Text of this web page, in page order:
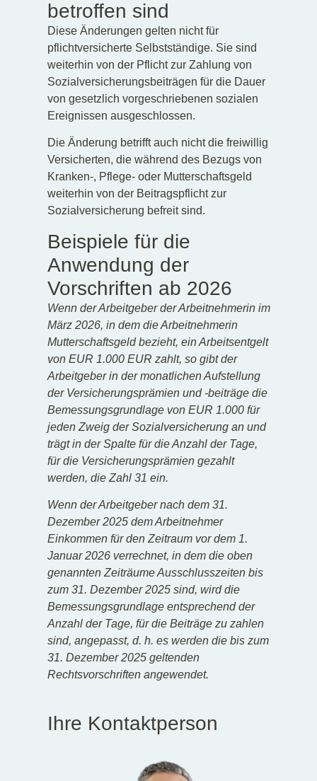
betroffen sind
Diese Änderungen gelten nicht für
pflichtversicherte Selbstständige. Sie sind
weiterhin von der Pflicht zur Zahlung von
Sozialversicherungsbeiträgen für die Dauer
von gesetzlich vorgeschriebenen sozialen
Ereignissen ausgeschlossen.
Die Änderung betrifft auch nicht die freiwillig
Versicherten, die während des Bezugs von
Kranken-, Pflege- oder Mutterschaftsgeld
weiterhin von der Beitragspflicht zur
Sozialversicherung befreit sind.
Beispiele für die
Anwendung der
Vorschriften ab 2026
Wenn der Arbeitgeber der Arbeitnehmerin im
März 2026, in dem die Arbeitnehmerin
Mutterschaftsgeld bezieht, ein Arbeitsentgelt
von EUR 1.000 EUR zahlt, so gibt der
Arbeitgeber in der monatlichen Aufstellung
der Versicherungsprämien und -beiträge die
Bemessungsgrundlage von EUR 1.000 für
jeden Zweig der Sozialversicherung an und
trägt in der Spalte für die Anzahl der Tage,
für die Versicherungsprämien gezahlt
werden, die Zahl 31 ein.
Wenn der Arbeitgeber nach dem 31.
Dezember 2025 dem Arbeitnehmer
Einkommen für den Zeitraum vor dem 1.
Januar 2026 verrechnet, in dem die oben
genannten Zeiträume Ausschlusszeiten bis
zum 31. Dezember 2025 sind, wird die
Bemessungsgrundlage entsprechend der
Anzahl der Tage, für die Beiträge zu zahlen
sind, angepasst, d. h. es werden die bis zum
31. Dezember 2025 geltenden
Rechtsvorschriften angewendet.
Ihre Kontaktperson